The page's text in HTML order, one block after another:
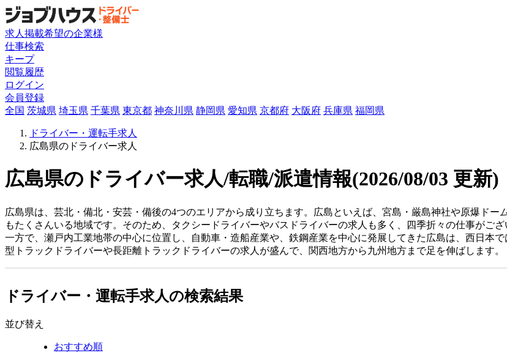
求人掲載希望の企業様
仕事検索
キープ
閲覧履歴
ログイン
会員登録
全国 茨城県 埼玉県 千葉県 東京都 神奈川県 静岡県 愛知県 京都府 大阪府 兵庫県 福岡県
ドライバー・運転手求人
広島県のドライバー求人
広島県のドライバー求人/転職/派遣情報(2026/08/03 更新)
広島県は、芸北・備北・安芸・備後の4つのエリアから成り立ちます。広島といえば、宮島・厳島神社や原爆ド
もたくさんいる地域です。そのため、タクシードライバーやバスドライバーの求人も多く、四季折々の仕事がござ
一方で、瀬戸内工業地帯の中心に位置し、自動車・造船産業や、鉄鋼産業を中心に発展してきた広島は、西日本
型トラックドライバーや長距離トラックドライバーの求人が盛んで、関西地方から九州地方まで足を伸ばします。
ドライバー・運転手求人の検索結果
並び替え
おすすめ順